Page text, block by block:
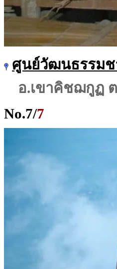
ศูนย์วัฒนธรรมช
อ.เขาคิชฌกูฏ
No.7/7